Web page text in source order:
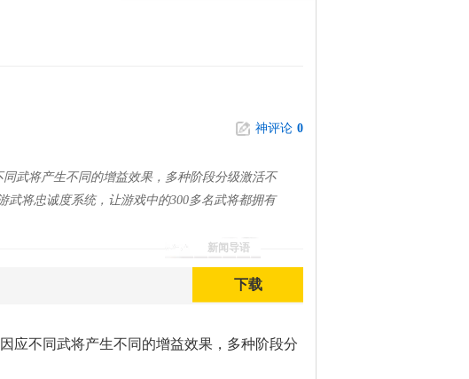
神评论 0
新闻导语
武将产生不同的增益效果，多种阶段分级激活不
将忠诚度系统，让游戏中的300多名武将都拥有
下载
应不同武将产生不同的增益效果，多种阶段分